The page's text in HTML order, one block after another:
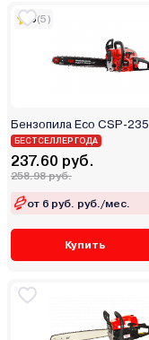
5(5)
Бензопила Eco CSP-235
БЕСТСЕЛЛЕР ГОДА
237.60 руб.
258.98 руб.
от 6 руб. руб./мес.
Купить